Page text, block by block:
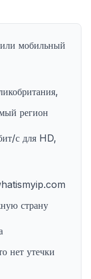
мобильный
регион
с для HD,
страну
нет утечки